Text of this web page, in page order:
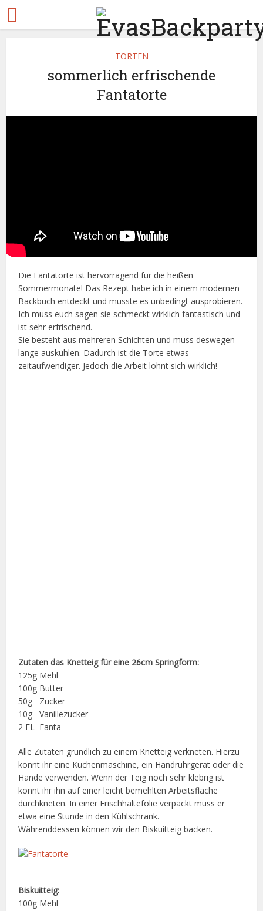
TORTEN
sommerlich erfrischende
Fantatorte
Die Fantatorte ist hervorragend für die heißen
Sommermonate! Das Rezept habe ich in einem modernen
Backbuch entdeckt und musste es unbedingt ausprobieren.
Ich muss euch sagen sie schmeckt wirklich fantastisch und
ist sehr erfrischend.
Sie besteht aus mehreren Schichten und muss deswegen
lange auskühlen. Dadurch ist die Torte etwas
zeitaufwendiger. Jedoch die Arbeit lohnt sich wirklich!
Zutaten das Knetteig für eine 26cm Springform:
125g Mehl
100g Butter
50g Zucker
10g Vanillezucker
2 EL Fanta
Alle Zutaten gründlich zu einem Knetteig verkneten. Hierzu
könnt ihr eine Küchenmaschine, ein Handrührgerät oder die
Hände verwenden. Wenn der Teig noch sehr klebrig ist
könnt ihr ihn auf einer leicht bemehlten Arbeitsfläche
durchkneten. In einer Frischhaltefolie verpackt muss er
etwa eine Stunde in den Kühlschrank.
Währenddessen können wir den Biskuitteig backen.
Biskuitteig:
100g Mehl